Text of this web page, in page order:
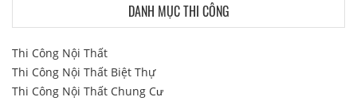
DANH MỤC THI CÔNG
Thi Công Nội Thất
Thi Công Nội Thất Biệt Thự
Thi Công Nội Thất Chung Cư